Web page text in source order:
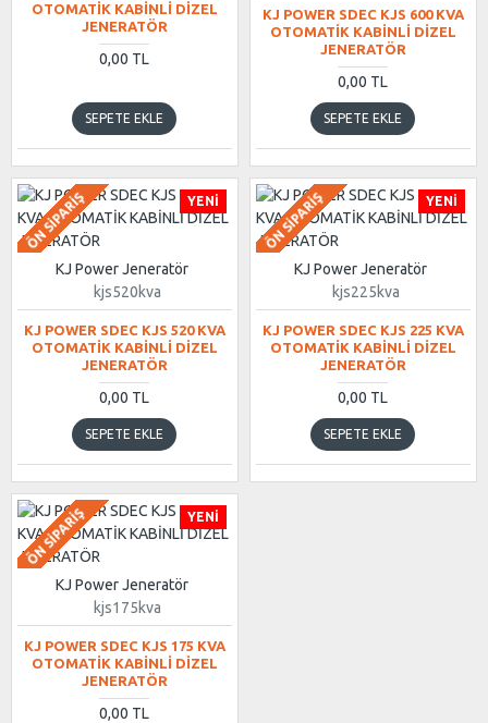
OTOMATİK KABİNLİ DİZEL
JENERATÖR
0,00 TL
SEPETE EKLE
KJ POWER SDEC KJS 600 KVA
OTOMATİK KABİNLİ DİZEL
JENERATÖR
0,00 TL
SEPETE EKLE
YENI
ÖN SIPARIŞ
KJ Power Jeneratör
kjs520kva
KJ POWER SDEC KJS 520 KVA
OTOMATİK KABİNLİ DİZEL
JENERATÖR
0,00 TL
SEPETE EKLE
YENI
ÖN SIPARIŞ
KJ Power Jeneratör
kjs225kva
KJ POWER SDEC KJS 225 KVA
OTOMATİK KABİNLİ DİZEL
JENERATÖR
0,00 TL
SEPETE EKLE
YENI
ÖN SIPARIŞ
KJ Power Jeneratör
kjs175kva
KJ POWER SDEC KJS 175 KVA
OTOMATİK KABİNLİ DİZEL
JENERATÖR
0,00 TL